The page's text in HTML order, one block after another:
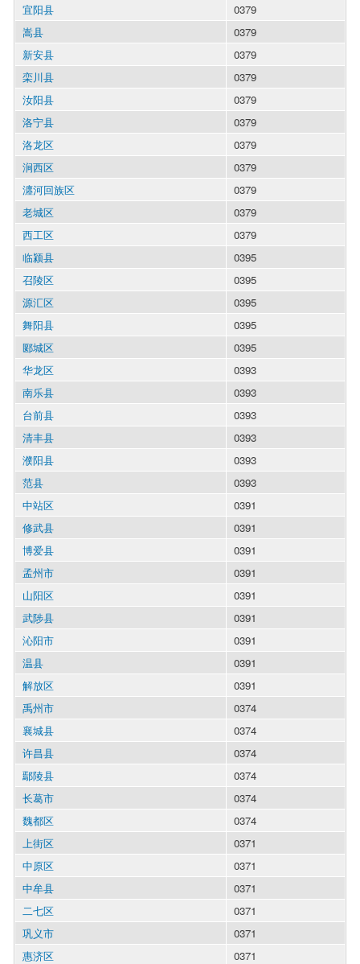
宜阳县
0379
嵩县
0379
新安县
0379
栾川县
0379
汝阳县
0379
洛宁县
0379
洛龙区
0379
涧西区
0379
瀍河回族区
0379
老城区
0379
西工区
0379
临颍县
0395
召陵区
0395
源汇区
0395
舞阳县
0395
郾城区
0395
华龙区
0393
南乐县
0393
台前县
0393
清丰县
0393
濮阳县
0393
范县
0393
中站区
0391
修武县
0391
博爱县
0391
孟州市
0391
山阳区
0391
武陟县
0391
沁阳市
0391
温县
0391
解放区
0391
禹州市
0374
襄城县
0374
许昌县
0374
鄢陵县
0374
长葛市
0374
魏都区
0374
上街区
0371
中原区
0371
中牟县
0371
二七区
0371
巩义市
0371
惠济区
0371